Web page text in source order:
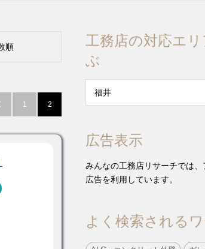
順
1 2
工務店の対応エ
ぶ
広告表示
みんなの工務店リサーチでは、
広告を利用しています。
よく検索される